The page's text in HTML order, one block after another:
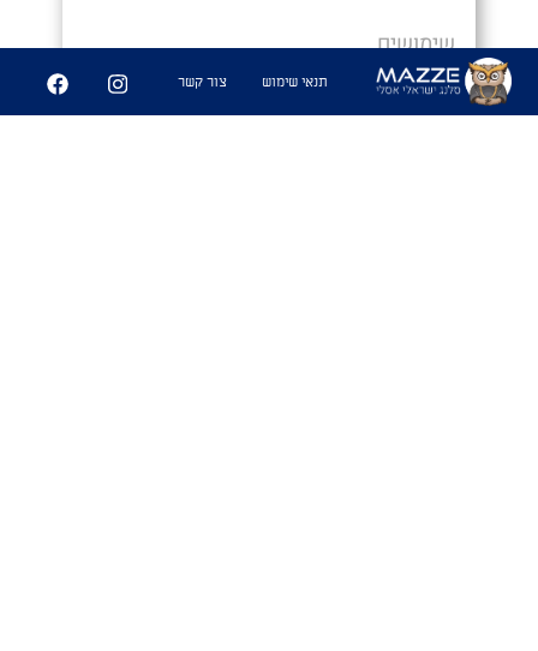
שימושים
- "מה זה למה הבנות צריכות לצאת מהחדר
עם הרב זה לא פייר.. ככה זה חמודה
תנאי שימוש צור קשר